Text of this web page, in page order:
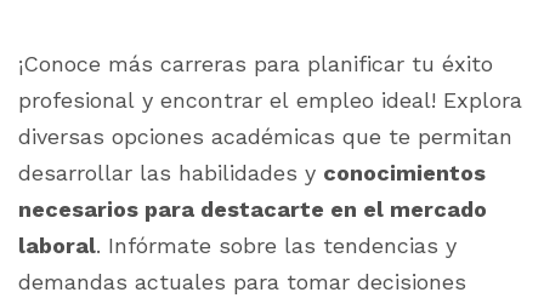
¡Conoce más carreras para planificar tu éxito
profesional y encontrar el empleo ideal! Explora
diversas opciones académicas que te permitan
desarrollar las habilidades y conocimientos
necesarios para destacarte en el mercado
laboral. Infórmate sobre las tendencias y
demandas actuales para tomar decisiones